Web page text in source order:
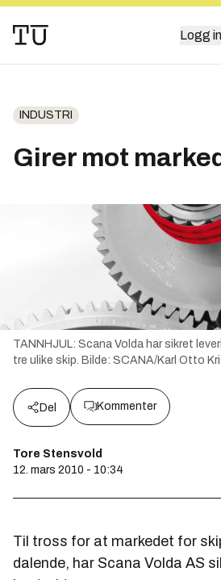
Logg
INDUSTRI
Girer mot
TANNHJUL: Scana Volda har sikret
tre ulike skip. Bilde: SCANA/Karl Otto
Del Kommenter
Tore Stensvold
12. mars 2010 - 10:34
Til tross for at markedet for
dalende, har Scana Volda AS